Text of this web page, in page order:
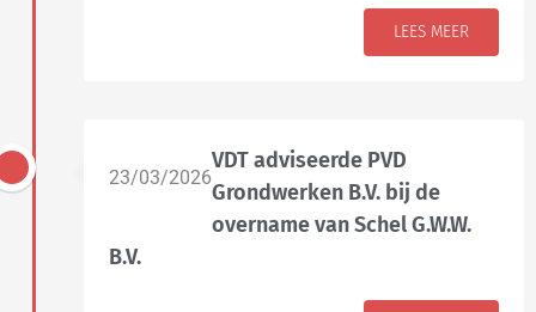
LEES MEER
23/03/2026
VDT adviseerde PVD
Grondwerken B.V. bij de
overname van Schel G.W.W.
B.V.